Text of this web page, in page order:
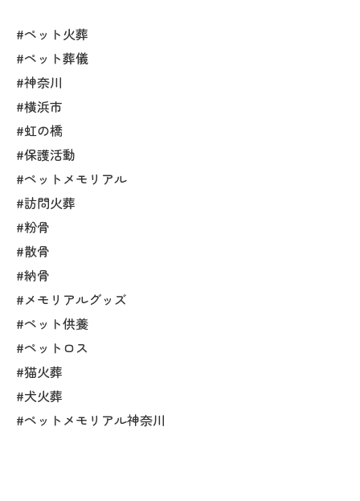
#ペット火葬
#ペット葬儀
#神奈川
#横浜市
#虹の橋
#保護活動
#ペットメモリアル
#訪問火葬
#粉骨
#散骨
#納骨
#メモリアルグッズ
#ペット供養
#ペットロス
#猫火葬
#犬火葬
#ペットメモリアル神奈川